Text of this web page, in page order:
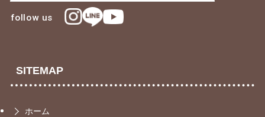
follow us
SITEMAP
ホーム